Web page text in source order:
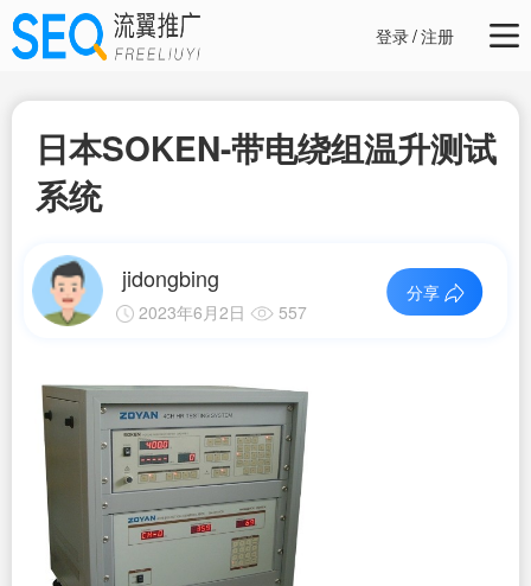
登录/注册
日本SOKEN-带电绕组温升测试
系统
jidongbing
2023年6月2日 557
分享